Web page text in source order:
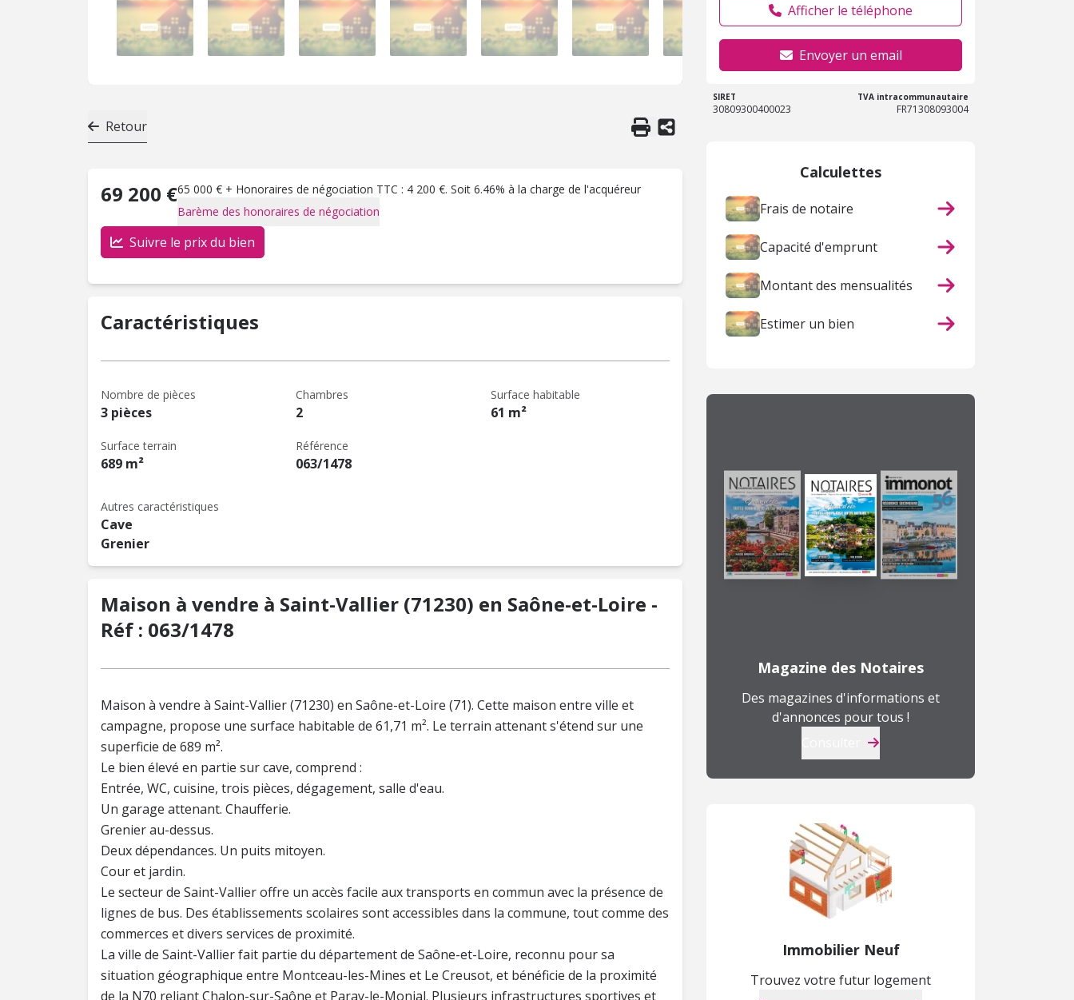
Retour
69 200 €65 000 € + Honoraires de négociation TTC : 4 200 €. Soit 6.46% à la charge de l'acquéreur
Barème des honoraires de négociation
Suivre le prix du bien
Caractéristiques
Nombre de pièces
3 pièces
Chambres
2
Surface habitable
61 m²
Surface terrain
689 m²
Référence
063/1478
Autres caractéristiques
Cave
Grenier
Maison à vendre à Saint-Vallier (71230) en Saône-et-Loire -
Réf : 063/1478
Maison à vendre à Saint-Vallier (71230) en Saône-et-Loire (71). Cette maison entre ville et
campagne, propose une surface habitable de 61,71 m². Le terrain attenant s'étend sur une
superficie de 689 m².
Le bien élevé en partie sur cave, comprend :
Entrée, WC, cuisine, trois pièces, dégagement, salle d'eau.
Un garage attenant. Chaufferie.
Grenier au-dessus.
Deux dépendances. Un puits mitoyen.
Cour et jardin.
Le secteur de Saint-Vallier offre un accès facile aux transports en commun avec la présence de
lignes de bus. Des établissements scolaires sont accessibles dans la commune, tout comme des
commerces et divers services de proximité.
La ville de Saint-Vallier fait partie du département de Saône-et-Loire, reconnu pour sa
situation géographique entre Montceau-les-Mines et Le Creusot, et bénéficie de la proximité
de la N70 reliant Chalon-sur-Saône et Paray-le-Monial. Plusieurs infrastructures sportives et
Afficher le téléphone
Envoyer un email
SIRET
30809300400023
TVA intracommunautaire
FR71308093004
Calculettes
Frais de notaire
Capacité d'emprunt
Montant des mensualités
Estimer un bien
Magazine des Notaires
Des magazines d'informations et
d'annonces pour tous !
Immobilier Neuf
Trouvez votre futur logement